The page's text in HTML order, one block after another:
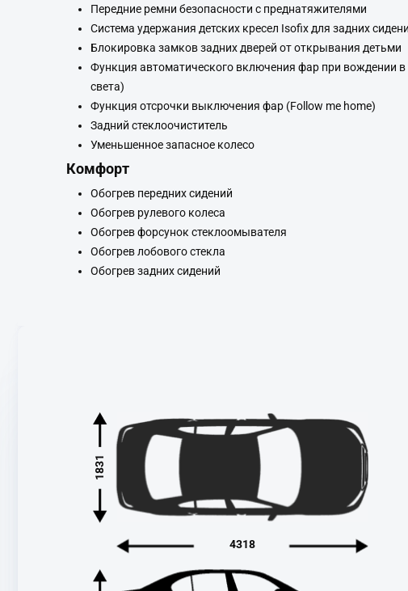
Передние ремни безопасности с преднатяжителями
Система удержания детских кресел Isofix для задних
Блокировка замков задних дверей от открывания детьми
Функция автоматического включения фар при вождении в
света)
Функция отсрочки выключения фар (Follow me home)
Задний стеклоочиститель
Уменьшенное запасное колесо
Комфорт
Обогрев передних сидений
Обогрев рулевого колеса
Обогрев форсунок стеклоомывателя
Обогрев лобового стекла
Обогрев задних сидений
4318
1831